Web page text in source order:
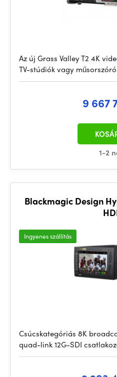
Az új Grass Valley T2 4K
TV-stúdiók vagy
9 667
1-2
Blackmagic Design
Ingyenes szállítás
Csúcskategóriás 8K
quad-link 12G-SDI